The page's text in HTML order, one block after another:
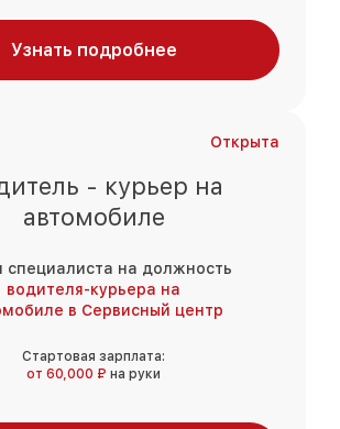
Узнать подробнее
Открыта
- курьер на
автомобиле
на должность
водителя-курьера на
в Сервисный центр
Стартовая зарплата:
от 60,000 ₽ на руки